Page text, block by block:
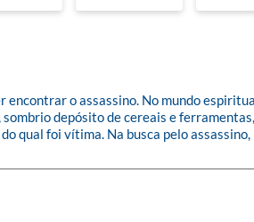
o assassino. No mundo
depósito de cereais e
qual foi vítima. Na busca pelo